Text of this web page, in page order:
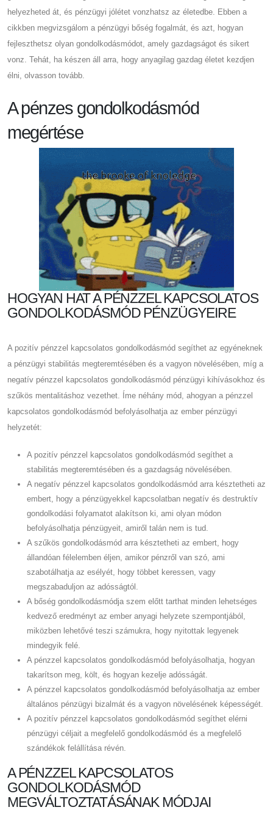
helyezheted át, és pénzügyi jólétet vonzhatsz az életedbe. Ebben a
cikkben megvizsgálom a pénzügyi bőség fogalmát, és azt, hogyan
fejleszthetsz olyan gondolkodásmódot, amely gazdagságot és sikert
vonz. Tehát, ha készen áll arra, hogy anyagilag gazdag életet kezdjen
élni, olvasson tovább.
A pénzes gondolkodásmód
megértése
HOGYAN HAT A PÉNZZEL KAPCSOLATOS
GONDOLKODÁSMÓD PÉNZÜGYEIRE
A pozitív pénzzel kapcsolatos gondolkodásmód segíthet az egyéneknek
a pénzügyi stabilitás megteremtésében és a vagyon növelésében, míg a
negatív pénzzel kapcsolatos gondolkodásmód pénzügyi kihívásokhoz és
szűkös mentalitáshoz vezethet. Íme néhány mód, ahogyan a pénzzel
kapcsolatos gondolkodásmód befolyásolhatja az ember pénzügyi
helyzetét:
A pozitív pénzzel kapcsolatos gondolkodásmód segíthet a
stabilitás megteremtésében és a gazdagság növelésében.
A negatív pénzzel kapcsolatos gondolkodásmód arra késztetheti az
embert, hogy a pénzügyekkel kapcsolatban negatív és destruktív
gondolkodási folyamatot alakítson ki, ami olyan módon
befolyásolhatja pénzügyeit, amiről talán nem is tud.
A szűkös gondolkodásmód arra késztetheti az embert, hogy
állandóan félelemben éljen, amikor pénzről van szó, ami
szabotálhatja az esélyét, hogy többet keressen, vagy
megszabaduljon az adósságtól.
A bőség gondolkodásmódja szem előtt tarthat minden lehetséges
kedvező eredményt az ember anyagi helyzete szempontjából,
miközben lehetővé teszi számukra, hogy nyitottak legyenek
mindegyik felé.
A pénzzel kapcsolatos gondolkodásmód befolyásolhatja, hogyan
takarítson meg, költ, és hogyan kezelje adósságát.
A pénzzel kapcsolatos gondolkodásmód befolyásolhatja az ember
általános pénzügyi bizalmát és a vagyon növelésének képességét.
A pozitív pénzzel kapcsolatos gondolkodásmód segíthet elérni
pénzügyi céljait a megfelelő gondolkodásmód és a megfelelő
szándékok felállítása révén.
A PÉNZZEL KAPCSOLATOS
GONDOLKODÁSMÓD
MEGVÁLTOZTATÁSÁNAK MÓDJAI